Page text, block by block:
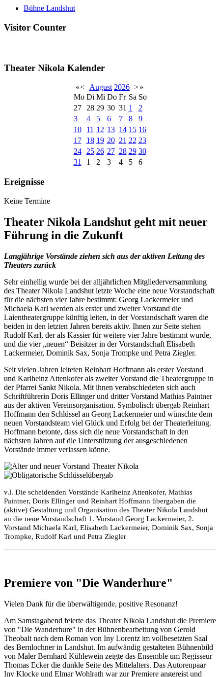
Bühne Landshut
Visitor Counter
Theater Nikola Kalender
«< August 2026 >»
Mo Di Mi Do Fr Sa So
27
28 29 30 31 1
2
3
4 5 6 7 8
9
10
11 12 13 14 15 16
17
18 19 20 21 22 23
24
25 26 27 28 29 30
31
1 2 3 4 5 6
Ereignisse
Keine Termine
Theater Nikola Landshut geht mit neuer
Führung in die Zukunft
Langjährige Vorstände ziehen sich aus der aktiven Leitung des
Theaters zurück
Sehr einhellig wurde bei der alljährlichen Mitgliederversammlung
des Theater Nikola Landshut letzte Woche eine neue Vorstandschaft
für die nächsten vier Jahre bestimmt: Georg Lackermeier und
Michaela Karl werden als erster und zweiter Vorstand die
Laientheatergruppe künftig leiten, in der Vorstandschaft waren die
beiden in den letzten Jahren bereits aktiv. Ihnen zur Seite stehen
Rudolf Karl, der als Kassier für weitere vier Jahre bestimmt wurde,
und die vier „neuen“ Beisitzer in der Vorstandschaft Elisabeth
Lackermeier, Dominik Sax, Sonja Trompke und Petra Ziegler.
Seit vielen Jahren leiteten Reinhart Hoffmann als erster Vorstand
und Karlheinz Attenkofer als zweiter Vorstand die Theatergruppe in
der Pfarrei Sankt Nikola. Mit ihnen verabschiedeten sich auch
Schriftführerin Doris Ellinger und dritter Vorstand Mathias Paintner
aus der aktiven Vereinsorganisation. Symbolisch übergab Reinhart
Hoffmann den Schlüssel an Georg Lackermeier und wünschte dem
neuen Vorstandsteam viel Glück und Erfolg bei der Theaterleitung.
Hoffmann betonte, dass sich die neue Vorstandschaft in den
nächsten Jahren auf die Unterstützung der ausgeschiedenen
Vorstände immer verlassen könne.
v.l. Die scheidenden Vorstände Karlheinz Attenkofer, Mathias
Paintner, Doris Ellinger und Reinhart Hoffmann übergaben die
(aktive) Gestaltung und Organisation des Theater Nikola Landshut
an die neue Vorstandschaft 1. Vorstand Georg Lackermeier, 2.
Vorstand Michaela Karl, Elisabeth Lackermeier, Dominik Sax, Sonja
Trompke, Rudolf Karl und Petra Ziegler
Premiere von "Die Wanderhure"
Vielen Dank für die überwältigende, positive Resonanz!
Am Samstagabend feierte das Theater Nikola Landshut die Premiere
von "Die Wanderhure" in der Bühnenbearbeitung von Gerold
Theobalt nach dem Roman von Iny Lorentz im vollbesetzten Saal
des Bernlochner in Landshut. Im aufwändig gestalteten Bühnenbild
von Maler Bernhard Kühlewein zeigte das Ensemble um Regisseur
Thomas Ecker die dunkle Seite des Mittelalters. Das Autorenpaar
Iny Klocke und Elmar Wohlrath war zur Premiere angereist und